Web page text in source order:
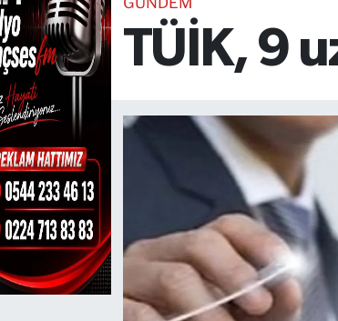
TÜİK, 9
TEKNOLOJİ
CANLI DİNLE
RESMİ İLANLAR
Gencsesfm Canlı Dinle